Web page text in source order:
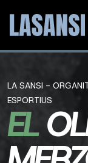
LA SANSI -
ESPORTIUS
EL